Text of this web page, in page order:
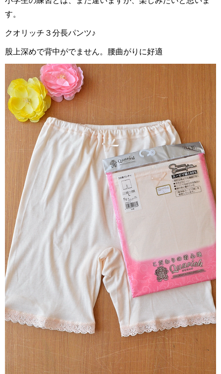
す。
クオリッチ３分長パンツ♪
股上深めで背中がでません。腰曲がりに好適